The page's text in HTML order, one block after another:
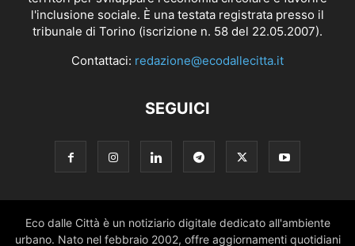
l'inclusione sociale. È una testata registrata presso il
tribunale di Torino (iscrizione n. 58 del 22.05.2007).
Contattaci: redazione@ecodallecitta.it
SEGUICI
Eco dalle Città è un notiziario digitale dedicato all'ambiente
urbano. Nato nel febbraio 2002, offre aggiornamenti quotidiani